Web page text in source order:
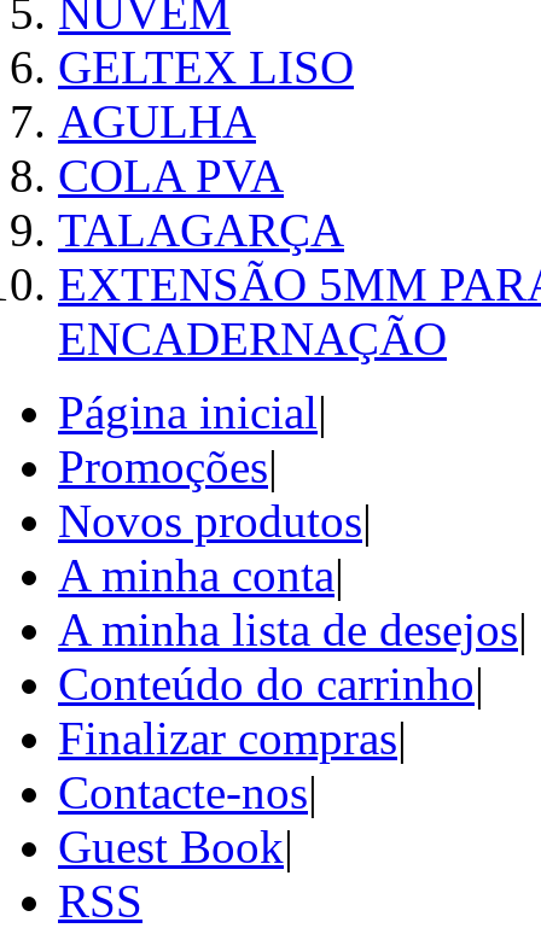
NUVEM
GELTEX LISO
AGULHA
COLA PVA
TALAGARÇA
EXTENSÃO 5MM
ENCADERNAÇÃO
Página inicial|
Promoções|
Novos produtos|
A minha conta|
A minha lista de desejos|
Conteúdo do carrinho|
Finalizar compras|
Contacte-nos|
Guest Book|
RSS